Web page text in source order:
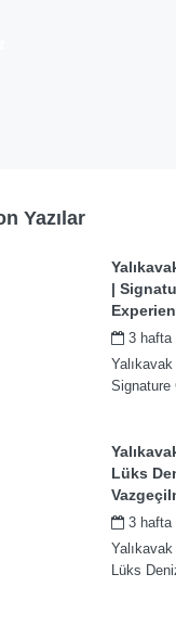
Yazılar
|
3 hafta
Yalıkavak
Signature
Lüks
3 hafta
Lüks